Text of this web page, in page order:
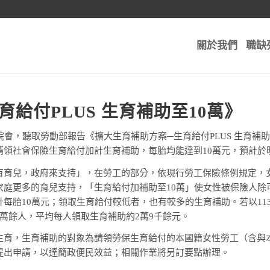
關於我們 職缺
給付PLUS 生育補助至10萬》
，聽取勞動部報告《擴大生育補助方案─生育給付PLUS 生育補
社會保險生育給付加計生育補助，每胎均能達到10萬元，預計
兒，政府來支持」，在勞工的部分，依現行勞工保險條例規定
更多的育兒支持，「生育給付加補助至10萬」使女性被保險人
胎10萬元；領取生育給付較低者，也有較多的生育補助。若以
餘人，平均每人領取生育補助約2萬9千餘元。
，生育補助的對象為請領勞保生育給付的本國籍女性勞工（含
申請，以達簡政便民效益；相關作業將另訂要點辦理。